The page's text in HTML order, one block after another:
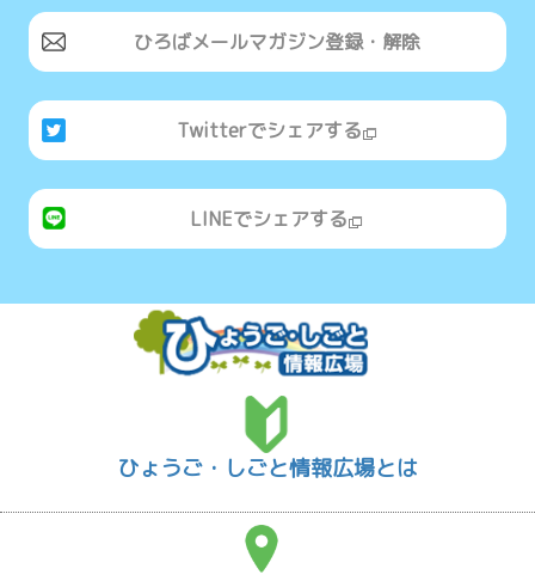
ひろばメールマガジン登録・解除
Twitterでシェアする
LINEでシェアする
ひょうご・しごと情報広場とは